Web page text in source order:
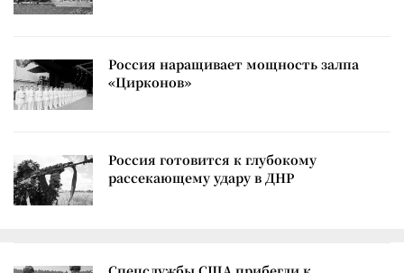
Россия наращивает мощность залпа
«Цирконов»
Россия готовится к глубокому
рассекающему удару в ДНР